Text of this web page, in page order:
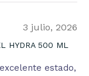
3 julio, 2026
HYDRA 500 ML
estado,